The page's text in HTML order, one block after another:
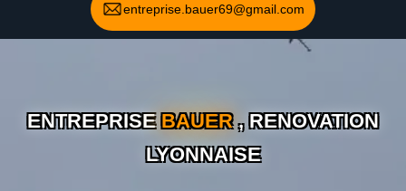
entreprise.bauer69@gmail.com
ENTREPRISEBAUER, RENOVATION
LYONNAISE